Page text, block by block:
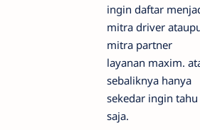
ingin daftar
mitra driver
mitra partner
layanan maxim.
sebaliknya hanya
sekedar ingin tahu
saja.